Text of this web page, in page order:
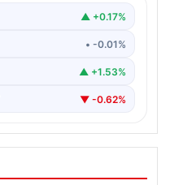
▲ +0.17%
• -0.01%
▲ +1.53%
▼ -0.62%